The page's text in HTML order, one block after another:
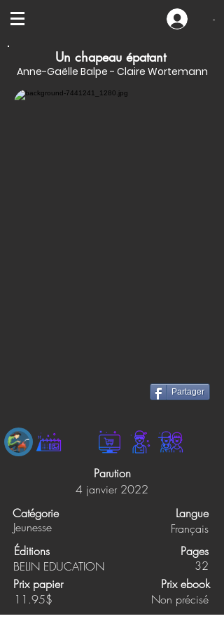
-
Un chapeau épatant
Anne-Gaëlle Balpe - Claire Wortemann
Partager
Parution
4 janvier 2022
Catégorie
Jeunesse
Langue
Français
Éditions
BELIN EDUCATION
Pages
32
Prix papier
Prix ebook
11.95$
Non précisé